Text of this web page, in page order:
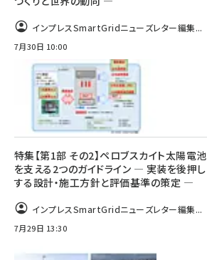
インプレスSmartGridニューズレター編集...
7月30日 10:00
特集【第1部 その2】ペロブスカイト太陽電池
を支える2つのガイドライン ― 実装を後押し
する設計・施工方針と評価基準の策定 ―
インプレスSmartGridニューズレター編集...
7月29日 13:30